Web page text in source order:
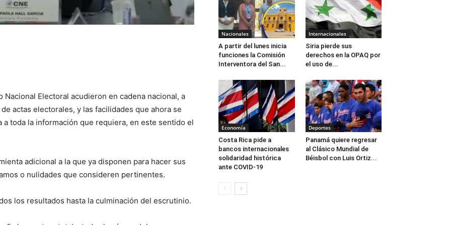
Electoral acudieron en cadena nacional, a
actas electorales, y las facilidades que ahora se
toda la información que requiera, en este sentido el
adicional a la que ya disponen para hacer sus
o nulidades que consideren pertinentes.
los resultados hasta la culminación del escrutinio.
Nacionales
A partir del lunes inicia
funciones la Comisión
Interventora del San...
Internacionales
Siria pierde sus
derechos en la OPAQ por
el uso de...
Economía
Costa Rica pide a
bancos internacionales
solidaridad histórica
ante COVID-19
Deportes
Panamá quiere regresar
al Clásico Mundial de
Béisbol con Luis Ortiz...